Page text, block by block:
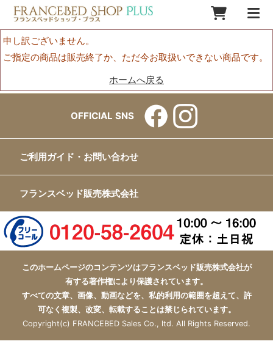
申し訳ございません。
ご指定の商品は販売終了か、ただ今お取扱いできない商品です。
ホームへ戻る
OFFICIAL SNS
ご利用ガイド・お問い合わせ
フランスベッド販売株式会社
このホームページのコンテンツはフランスベッド販売株式会社が
有する著作権により保護されています。
すべての文章、画像、動画などを、私的利用の範囲を超えて、許
可なく複製、改変、転載することは禁じられています。
Copyright(c) FRANCEBED Sales Co., ltd. All Rights Reserved.